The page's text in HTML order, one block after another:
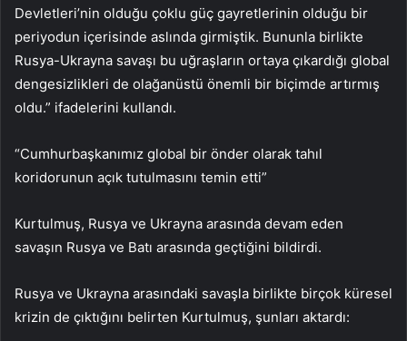
Devletleri’nin olduğu çoklu güç gayretlerinin olduğu bir
periyodun içerisinde aslında girmiştik. Bununla birlikte
Rusya-Ukrayna savaşı bu uğraşların ortaya çıkardığı global
dengesizlikleri de olağanüstü önemli bir biçimde artırmış
oldu.” ifadelerini kullandı.
“Cumhurbaşkanımız global bir önder olarak tahıl
koridorunun açık tutulmasını temin etti”
Kurtulmuş, Rusya ve Ukrayna arasında devam eden
savaşın Rusya ve Batı arasında geçtiğini bildirdi.
Rusya ve Ukrayna arasındaki savaşla birlikte birçok küresel
krizin de çıktığını belirten Kurtulmuş, şunları aktardı: